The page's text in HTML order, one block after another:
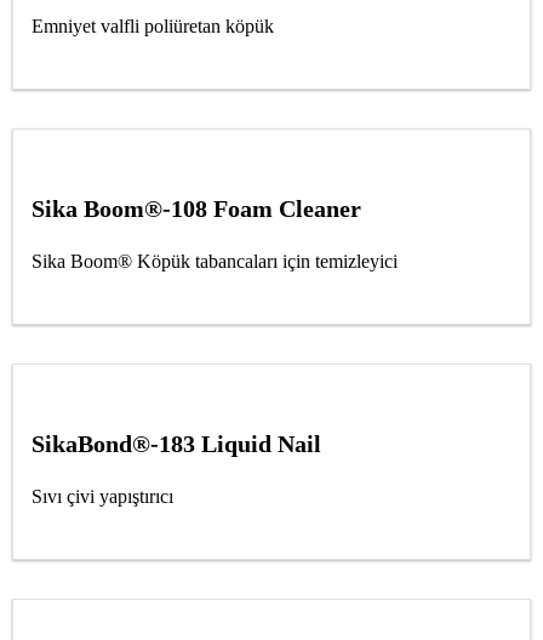
Emniyet valfli poliüretan köpük
Sika Boom®-108 Foam Cleaner
Sika Boom® Köpük tabancaları için temizleyici
SikaBond®-183 Liquid Nail
Sıvı çivi yapıştırıcı